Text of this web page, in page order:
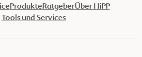
ProdukteRatgeberÜber HiPP
Tools und Services